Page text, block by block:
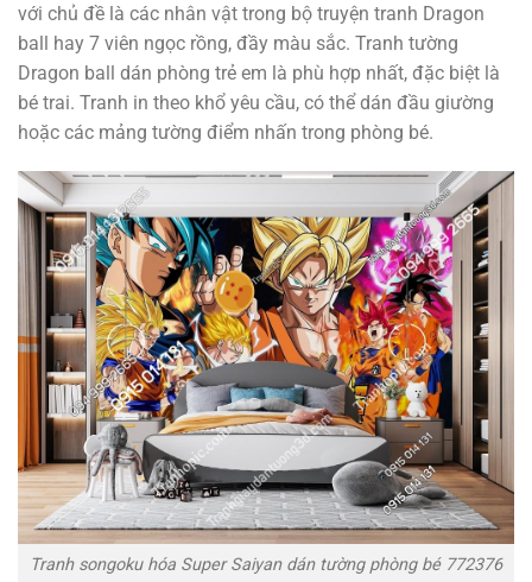
với chủ đề là các nhân vật trong bộ truyện tranh Dragon
ball hay 7 viên ngọc rồng, đầy màu sắc. Tranh tường
Dragon ball dán phòng trẻ em là phù hợp nhất, đặc biệt là
bé trai. Tranh in theo khổ yêu cầu, có thể dán đầu giường
hoặc các mảng tường điểm nhấn trong phòng bé.
Tranh songoku hóa Super Saiyan dán tường phòng bé 772376